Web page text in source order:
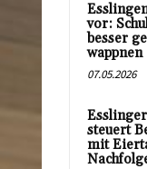
vor:
besser
wappnen
07.05.2026
steuert
mit